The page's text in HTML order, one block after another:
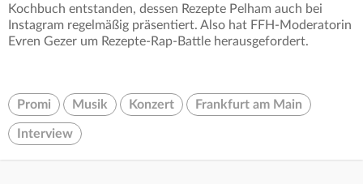
Kochbuch entstanden, dessen Rezepte Pelham auch bei
Instagram regelmäßig präsentiert. Also hat FFH-Moderatorin
Evren Gezer um Rezepte-Rap-Battle herausgefordert.
Promi Musik Konzert Frankfurt am Main
Interview